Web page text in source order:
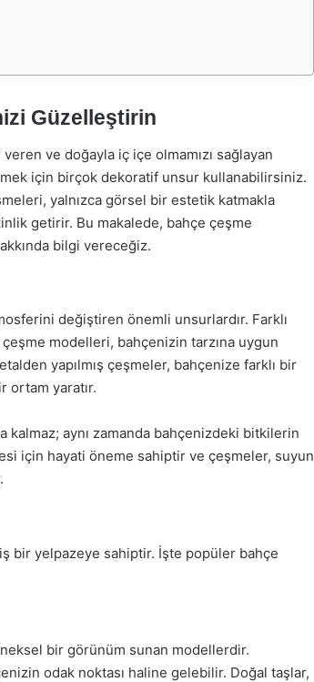
Güzelleştirin
ve doğayla iç içe olmamızı sağlayan
için birçok dekoratif unsur kullanabilirsiniz.
yalnızca görsel bir estetik katmakla
getirir. Bu makalede, bahçe çeşme
bilgi vereceğiz.
değiştiren önemli unsurlardır. Farklı
modelleri, bahçenizin tarzına uygun
yapılmış çeşmeler, bahçenize farklı bir
ortam yaratır.
aynı zamanda bahçenizdeki bitkilerin
için hayati öneme sahiptir ve çeşmeler, suyun
bir yelpazeye sahiptir. İşte popüler bahçe
bir görünüm sunan modellerdir.
odak noktası haline gelebilir. Doğal taşlar,